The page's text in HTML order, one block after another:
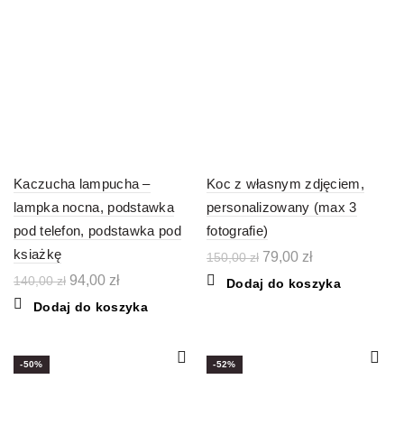
Kaczucha lampucha –
lampka nocna, podstawka
pod telefon, podstawka pod
ksiażkę
140,00zł Pierwotna
wynosiła:
94,00 złAktualna
wynosi:
Dodaj do koszyka
Koc z własnym zdjęciem,
personalizowany (max 3
fotografie)
150,00zł Pierwotna
wynosiła:
79,00 złAktualna
wynosi:
Dodaj do koszyka
-50% -52%